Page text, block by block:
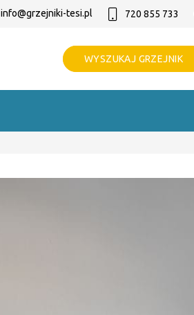
info@grzejniki-tesi.pl 720 855 733
WYSZUKAJ GRZEJNIK